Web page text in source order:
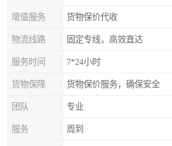
增值服务 货物保价代收
物流线路 固定专线，高效直达
服务时间 7*24小时
货物保障 货物保价服务，确保安全
团队 专业
服务 周到